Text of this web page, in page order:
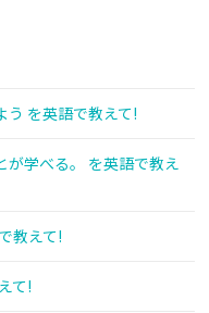
う を英語で教えて!
が学べる。 を英語で教え
教えて!
て!